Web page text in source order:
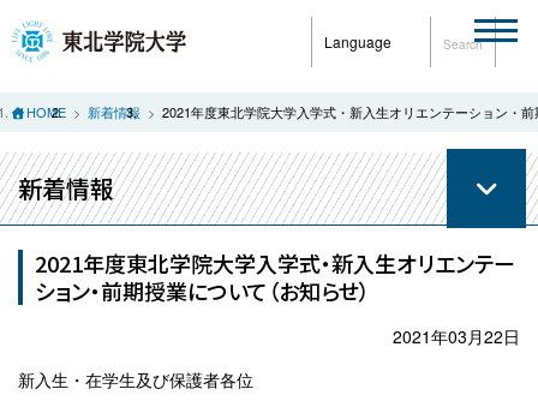
Language Search
HOME 新着情報 2021年度東北学院大学入学式・新入生オリエンテーション・
新着情報
2021年度東北学院大学入学式・新入生オリエンテー
ション・前期授業について（お知らせ）
2021年03月22日
新入生・在学生及び保護者各位